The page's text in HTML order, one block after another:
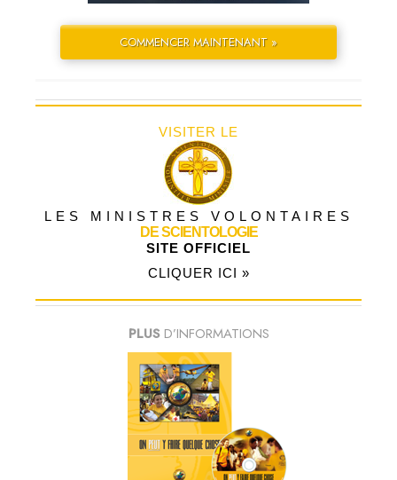
COMMENCER MAINTENANT »
VISITER LE
LES MINISTRES VOLONTAIRES
DE SCIENTOLOGIE
SITE OFFICIEL
CLIQUER ICI »
PLUS D’INFORMATIONS